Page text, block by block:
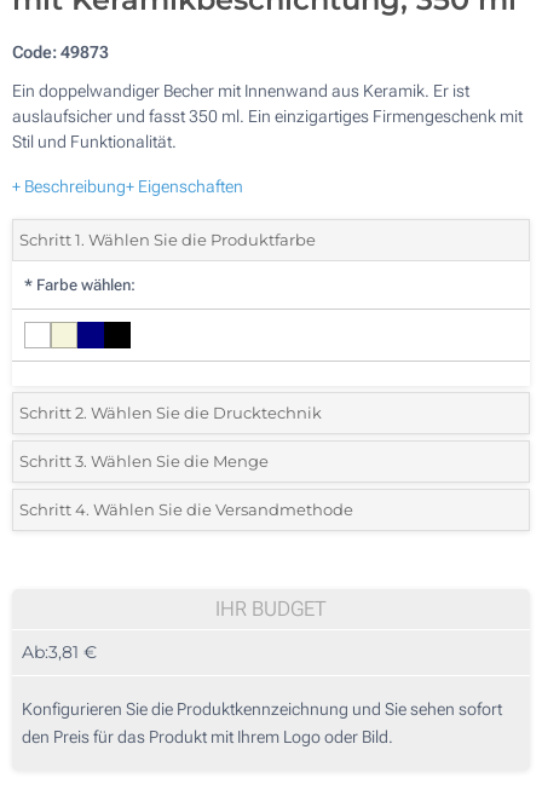
Code:49873
Ein doppelwandiger Becher mit Innenwand aus Keramik. Er ist
auslaufsicher und fasst 350 ml. Ein einzigartiges Firmengeschenk mit
Stil und Funktionalität.
+ Beschreibung+ Eigenschaften
Schritt 1. Wählen Sie die Produktfarbe
* Farbe wählen:
Schritt 2. Wählen Sie die Drucktechnik
*Wählen Sie die Druck- und Farbtechniken für Ihr Logo:
1 Farbig (Rundum-Druck)
2 Farbig (Auf einer Seite)
4 Farbig (Auf einer Seite)
Schritt 3. Wählen Sie die Menge
*Bitte wählen Sie Ihre gewünschte Menge
20
100
Schritt 4. Wählen Sie die Versandmethode
IHR BUDGET
Ab:3,81 €
Konfigurieren Sie die Produktkennzeichnung und Sie sehen sofort
den Preis für das Produkt mit Ihrem Logo oder Bild.